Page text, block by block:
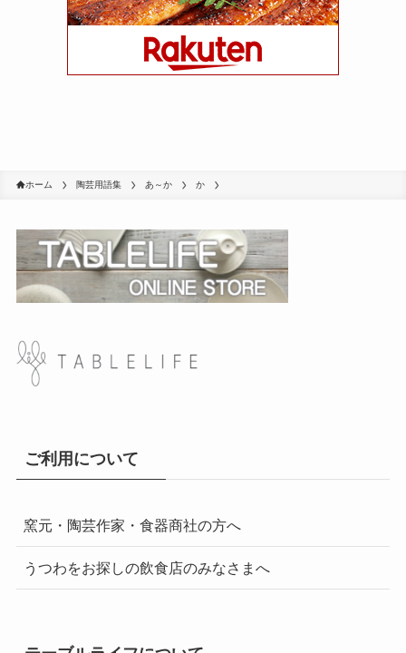
ホーム 陶芸用語集 あ～か か
ご利用について
窯元・陶芸作家・食器商社の方へ
うつわをお探しの飲食店のみなさまへ